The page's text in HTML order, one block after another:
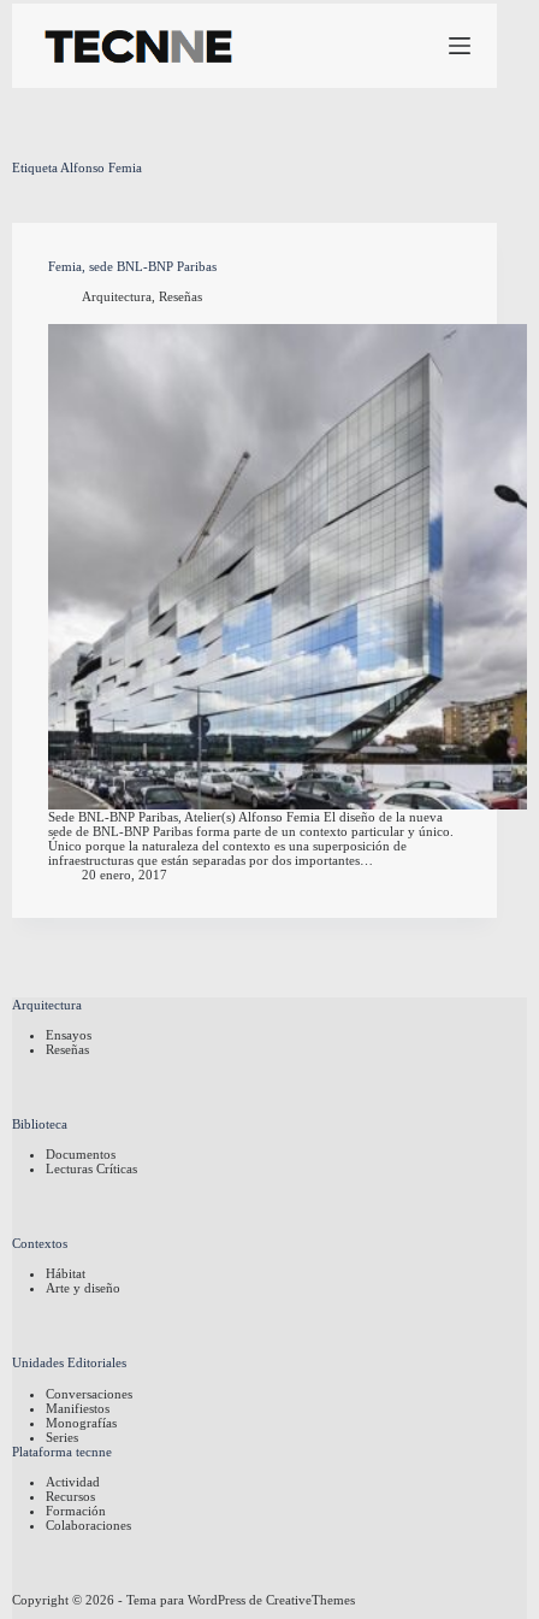
contenido
Etiqueta Alfonso Femia
Femia, sede BNL-BNP Paribas
Arquitectura, Reseñas
Sede BNL-BNP Paribas, Atelier(s) Alfonso Femia El diseño de la nueva
sede de BNL-BNP Paribas forma parte de un contexto particular y único.
Único porque la naturaleza del contexto es una superposición de
infraestructuras que están separadas por dos importantes…
20 enero, 2017
Arquitectura
Ensayos
Reseñas
Biblioteca
Documentos
Lecturas Críticas
Contextos
Hábitat
Arte y diseño
Unidades Editoriales
Conversaciones
Manifiestos
Monografías
Series
Plataforma tecnne
Actividad
Recursos
Formación
Colaboraciones
Copyright © 2026 - Tema para WordPress de CreativeThemes